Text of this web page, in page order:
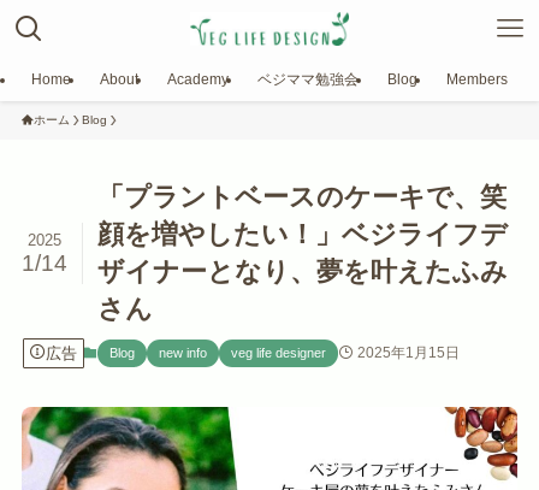
Home About Academy ベジママ勉強会 Blog Members
ホーム Blog
「プラントベースのケーキで、笑
顔を増やしたい！」ベジライフデ
ザイナーとなり、夢を叶えたふみ
さん
2025
1/14
広告 Blog new info veg life designer 2025年1月15日